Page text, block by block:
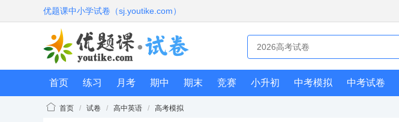
优题课中小学试卷（sj.youtike.com）
首页 练习 月考 期中 期末 竞赛 小升初 中考模拟 中考试卷
首页 / 试卷 / 高中英语 / 高考模拟